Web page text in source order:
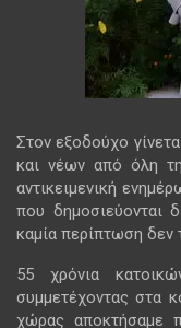
Στον εξοδούχο
και νέων από όλη
αντικειμενική
που δημοσιεύονται
καμία περίπτωση δεν
55 χρόνια
συμμετέχοντας στα
χώρας αποκτήσαμε